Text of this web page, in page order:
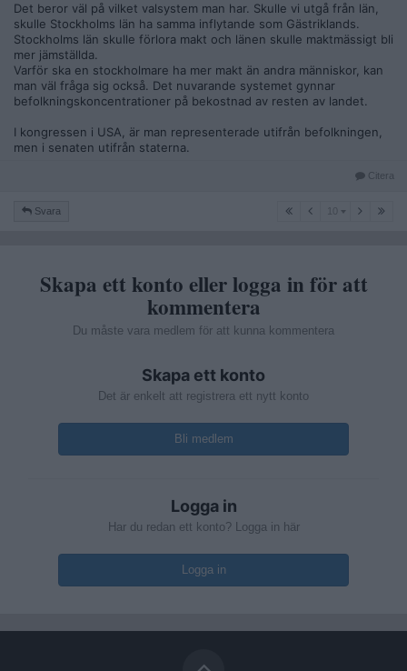
Det beror väl på vilket valsystem man har. Skulle vi utgå från län,
skulle Stockholms län ha samma inflytande som Gästriklands.
Stockholms län skulle förlora makt och länen skulle maktmässigt bli
mer jämställda.
Varför ska en stockholmare ha mer makt än andra människor, kan
man väl fråga sig också. Det nuvarande systemet gynnar
befolkningskoncentrationer på bekostnad av resten av landet.
I kongressen i USA, är man representerade utifrån befolkningen,
men i senaten utifrån staterna.
Citera
Svara
Skapa ett konto eller logga in för att
kommentera
Du måste vara medlem för att kunna kommentera
Skapa ett konto
Det är enkelt att registrera ett nytt konto
Bli medlem
Logga in
Har du redan ett konto? Logga in här
Logga in